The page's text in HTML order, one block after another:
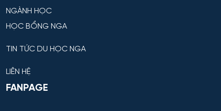
NGÀNH HỌC
HỌC BỔNG NGA
TIN TỨC DU HỌC NGA
LIÊN HỆ
FANPAGE